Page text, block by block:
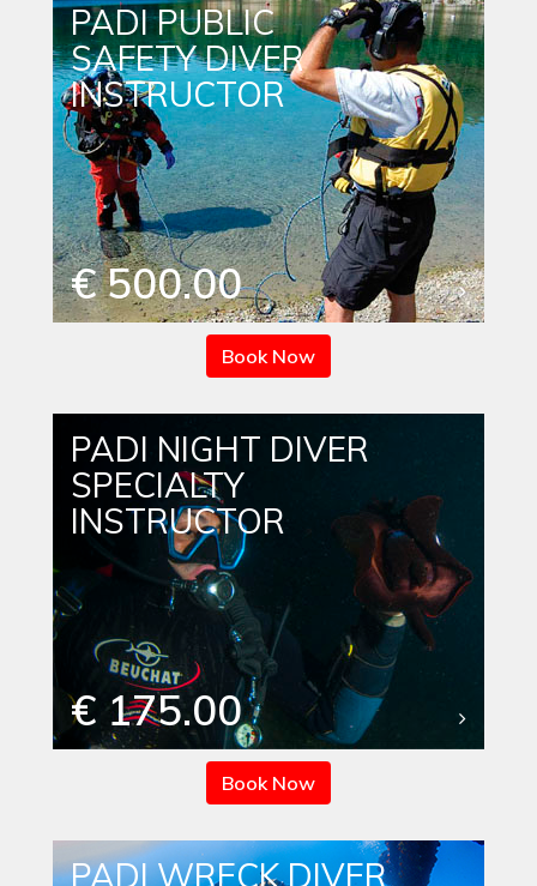
PADI PUBLIC
SAFETY DIVER
INSTRUCTOR
€ 500.00
Book Now
PADI NIGHT DIVER
SPECIALTY
INSTRUCTOR
€ 175.00
Book Now
PADI WRECK DIVER